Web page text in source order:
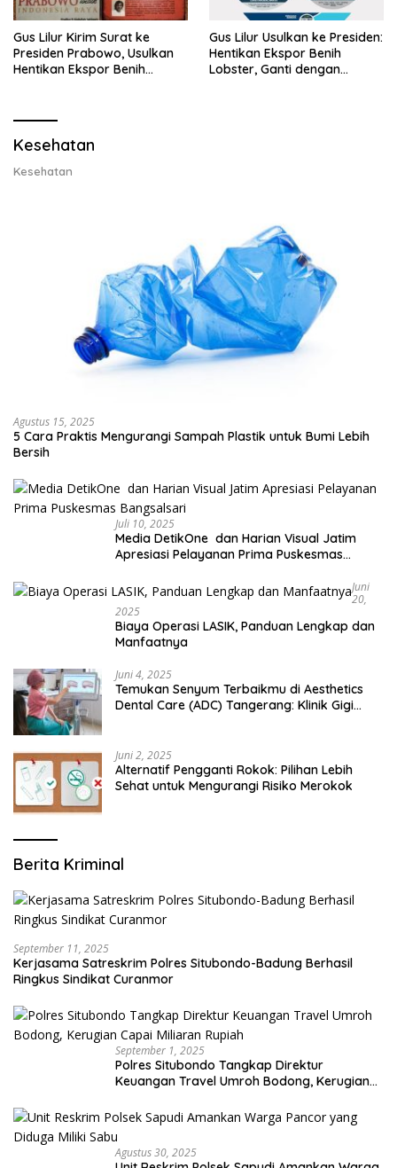
Gus Lilur Kirim Surat ke
Presiden Prabowo, Usulkan
Hentikan Ekspor Benih
Gus Lilur Usulkan ke Presiden:
Hentikan Ekspor Benih
Lobster, Ganti dengan
Kesehatan
Kesehatan
Agustus 15, 2025
5 Cara Praktis Mengurangi Sampah Plastik untuk Bumi Lebih
Bersih
Juli 10, 2025
Media DetikOne dan Harian Visual Jatim
Apresiasi Pelayanan Prima Puskesmas
Juni
20,
2025
Biaya Operasi LASIK, Panduan Lengkap dan
Manfaatnya
Juni 4, 2025
Temukan Senyum Terbaikmu di Aesthetics
Dental Care (ADC) Tangerang: Klinik Gigi
Juni 2, 2025
Alternatif Pengganti Rokok: Pilihan Lebih
Sehat untuk Mengurangi Risiko Merokok
Berita Kriminal
September 11, 2025
Kerjasama Satreskrim Polres Situbondo-Badung Berhasil
Ringkus Sindikat Curanmor
September 1, 2025
Polres Situbondo Tangkap Direktur
Keuangan Travel Umroh Bodong, Kerugian
Agustus 30, 2025